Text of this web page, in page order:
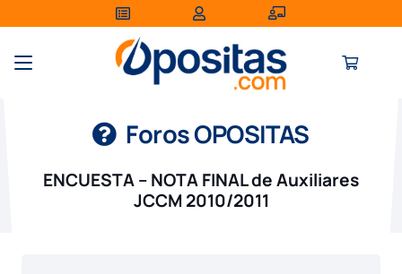
Foros OPOSITAS
ENCUESTA – NOTA FINAL de Auxiliares
JCCM 2010/2011